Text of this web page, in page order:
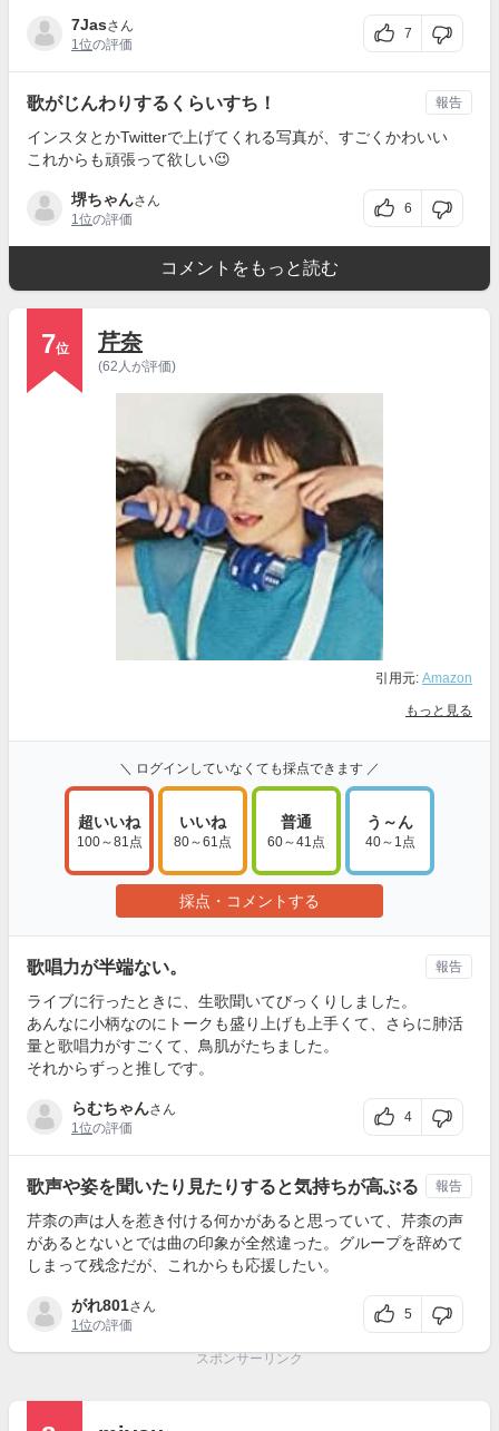
7Jasさん
1位の評価
7
歌がじんわりするくらいすち！
インスタとかTwitterで上げてくれる写真が、すごくかわいい
これからも頑張って欲しい😉
堺ちゃんさん
1位の評価
6
報告
コメントをもっと読む
7位 芹奈
(62人が評価)
引用元: Amazon
もっと見る
＼ ログインしていなくても採点できます ／
超いいね
100～81点
いいね
80～61点
普通
60～41点
う～ん
40～1点
採点・コメントする
歌唱力が半端ない。
ライブに行ったときに、生歌聞いてびっくりしました。
あんなに小柄なのにトークも盛り上げも上手くて、さらに肺活
量と歌唱力がすごくて、鳥肌がたちました。
それからずっと推しです。
らむちゃんさん
1位の評価
4
報告
歌声や姿を聞いたり見たりすると気持ちが高ぶる
芹柰の声は人を惹き付ける何かがあると思っていて、芹柰の声
があるとないとでは曲の印象が全然違った。グループを辞めて
しまって残念だが、これからも応援したい。
がれ801さん
1位の評価
5
報告
スポンサーリンク